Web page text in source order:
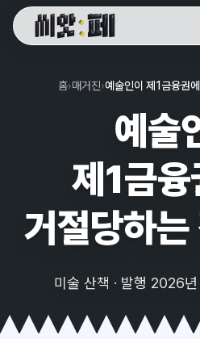
씨앗페 온라인 홈
홈›매거진›예술인이 제1금융권
예술
제1금융
거절당하
미술 산책 · 발행 2026